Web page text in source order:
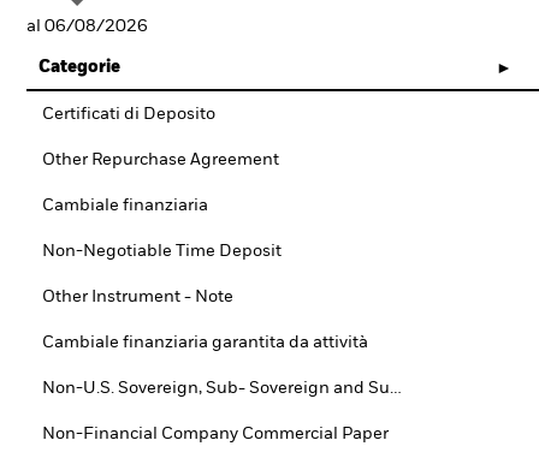
al 06/08/2026
Categorie
Certificati di Deposito
Other Repurchase Agreement
Cambiale finanziaria
Non-Negotiable Time Deposit
Other Instrument - Note
Cambiale finanziaria garantita da attività
Non-U.S. Sovereign, Sub- Sovereign and Supra-National debt
Non-Financial Company Commercial Paper